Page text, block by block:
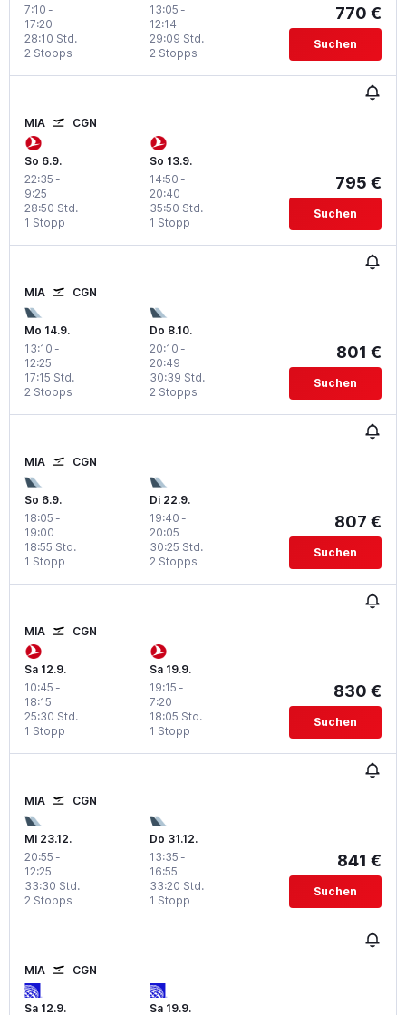
7:10 -
17:20
2 Stopps
28:10 Std.
13:05 -
12:14
2 Stopps
29:09 Std.
770 €
Suchen
MIA CGN
So 6.9.
22:35 -
9:25
1 Stopp
28:50 Std.
So 13.9.
14:50 -
20:40
1 Stopp
35:50 Std.
795 €
Suchen
MIA CGN
Mo 14.9.
13:10 -
12:25
2 Stopps
17:15 Std.
Do 8.10.
20:10 -
20:49
2 Stopps
30:39 Std.
801 €
Suchen
MIA CGN
So 6.9.
18:05 -
19:00
1 Stopp
18:55 Std.
Di 22.9.
19:40 -
20:05
2 Stopps
30:25 Std.
807 €
Suchen
MIA CGN
Sa 12.9.
10:45 -
18:15
1 Stopp
25:30 Std.
Sa 19.9.
19:15 -
7:20
1 Stopp
18:05 Std.
830 €
Suchen
MIA CGN
Mi 23.12.
20:55 -
12:25
2 Stopps
33:30 Std.
Do 31.12.
13:35 -
16:55
1 Stopp
33:20 Std.
841 €
Suchen
MIA CGN
Sa 12.9.
Sa 19.9.